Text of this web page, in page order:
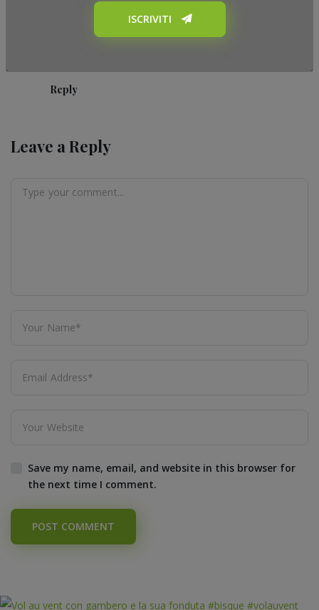
ISCRIVITI
Posted on: 18 Ottobre 2011
grazie a voi per la vostra presenza, la compagnia era
Reply
Leave a Reply
Save my name, email, and website in this browser for
the next time I comment.
POST COMMENT